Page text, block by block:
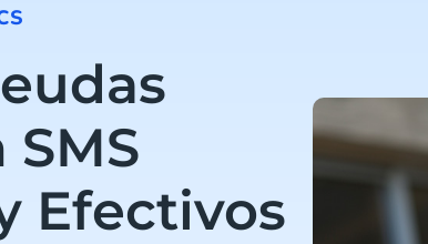
Efectivos